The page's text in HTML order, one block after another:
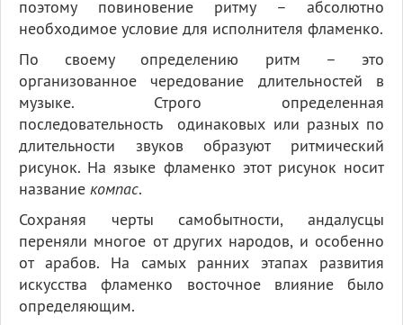
поэтому повиновение ритму – абсолютно
необходимое условие для исполнителя фламенко.
По своему определению ритм – это
организованное чередование длительностей в
музыке. Строго определенная
последовательность одинаковых или разных по
длительности звуков образуют ритмический
рисунок. На языке фламенко этот рисунок носит
название компас.
Сохраняя черты самобытности, андалусцы
переняли многое от других народов, и особенно
от арабов. На самых ранних этапах развития
искусства фламенко восточное влияние было
определяющим.